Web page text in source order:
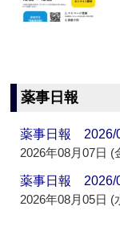
薬事日報
薬事日報 2026/
2026年08月07日 (
薬事日報 2026/
2026年08月05日 (